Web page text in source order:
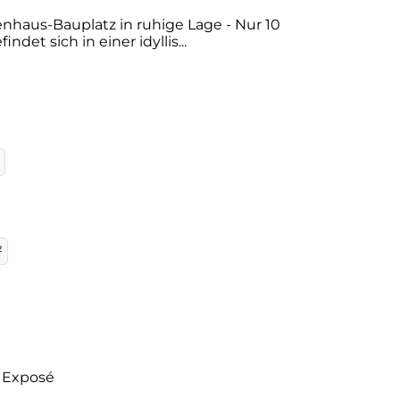
Bauplatz in ruhige Lage - Nur 10
sich in einer idyllis...
Exposé